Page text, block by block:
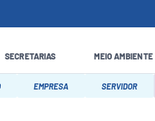
SECRETARIAS MEIO AMBIENTE
EMPRESA SERVIDOR